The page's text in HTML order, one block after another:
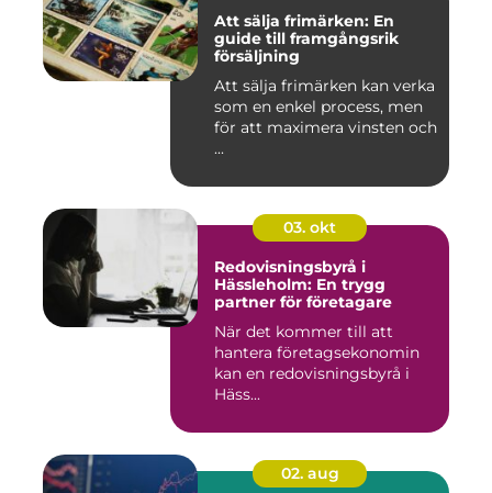
Att sälja frimärken: En
guide till framgångsrik
försäljning
Att sälja frimärken kan verka
som en enkel process, men
för att maximera vinsten och
...
03. okt
Redovisningsbyrå i
Hässleholm: En trygg
partner för företagare
När det kommer till att
hantera företagsekonomin
kan en redovisningsbyrå i
Häss...
02. aug